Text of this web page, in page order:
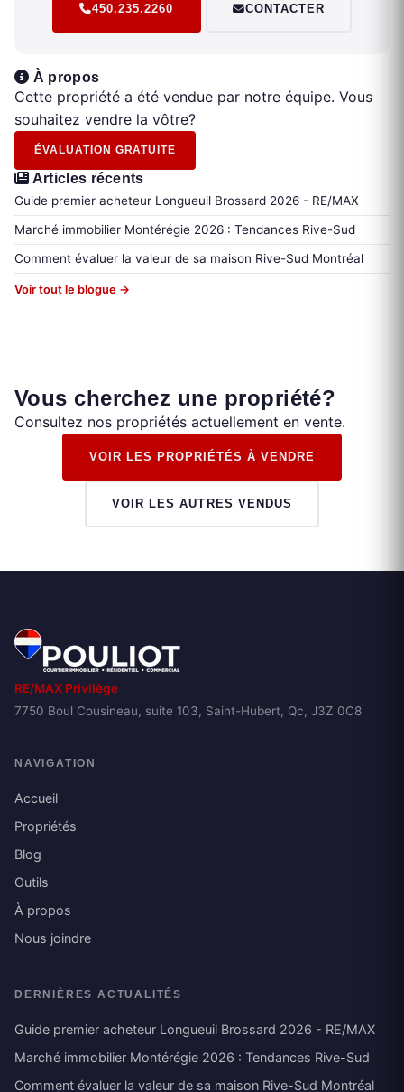
450.235.2260 CONTACTER
À propos
Cette propriété a été vendue par notre équipe. Vous
souhaitez vendre la vôtre?
ÉVALUATION GRATUITE
Articles récents
Guide premier acheteur Longueuil Brossard 2026 - RE/MAX
Marché immobilier Montérégie 2026 : Tendances Rive-Sud
Comment évaluer la valeur de sa maison Rive-Sud Montréal
Voir tout le blogue →
Vous cherchez une propriété?
Consultez nos propriétés actuellement en vente.
VOIR LES PROPRIÉTÉS À VENDRE
VOIR LES AUTRES VENDUS
RE/MAX Privilège
7750 Boul Cousineau, suite 103, Saint-Hubert, Qc, J3Z 0C8
NAVIGATION
Accueil
Propriétés
Blog
Outils
À propos
Nous joindre
DERNIÈRES ACTUALITÉS
Guide premier acheteur Longueuil Brossard 2026 - RE/MAX
Marché immobilier Montérégie 2026 : Tendances Rive-Sud
Comment évaluer la valeur de sa maison Rive-Sud Montréal